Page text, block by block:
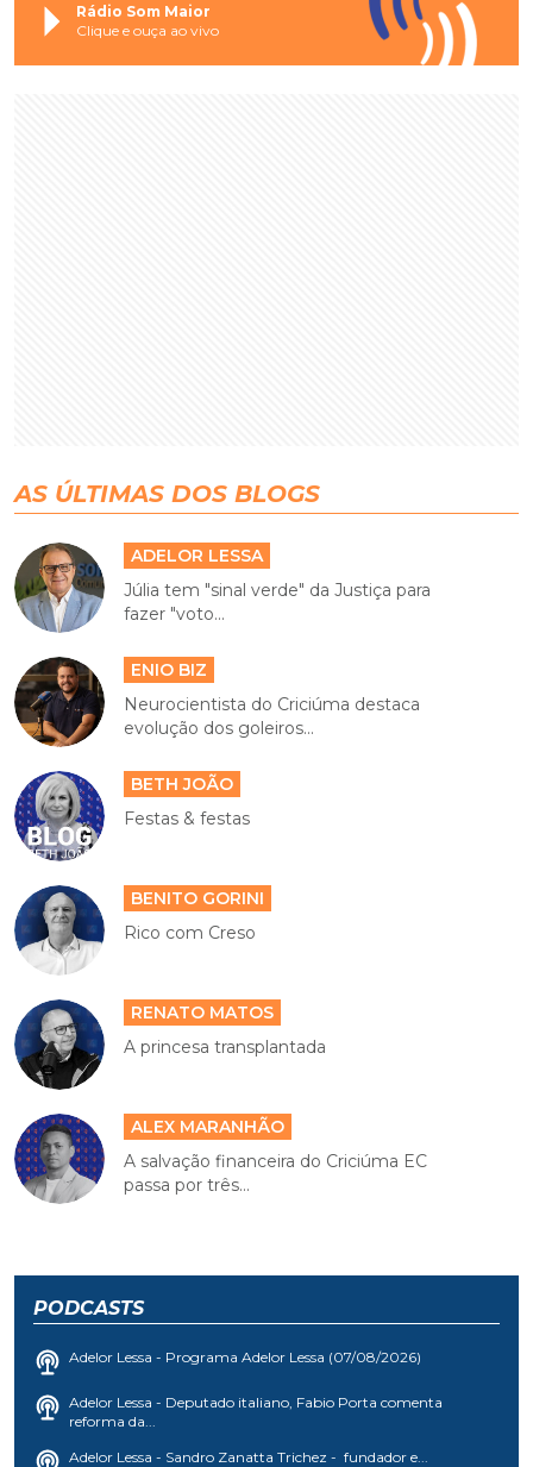
Rádio Som Maior
Clique e ouça ao vivo
AS ÚLTIMAS DOS BLOGS
ADELOR LESSA
Júlia tem "sinal verde" da Justiça para
fazer "voto...
ENIO BIZ
Neurocientista do Criciúma destaca
evolução dos goleiros...
BETH JOÃO
Festas & festas
BENITO GORINI
Rico com Creso
RENATO MATOS
A princesa transplantada
ALEX MARANHÃO
A salvação financeira do Criciúma EC
passa por três...
PODCASTS
Adelor Lessa - Programa Adelor Lessa (07/08/2026)
Adelor Lessa - Deputado italiano, Fabio Porta comenta
reforma da...
Adelor Lessa - Sandro Zanatta Trichez - fundador e...